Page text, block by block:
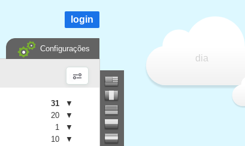
dia
login
Configurações
31
▼
20
▼
1
▼
10
▼